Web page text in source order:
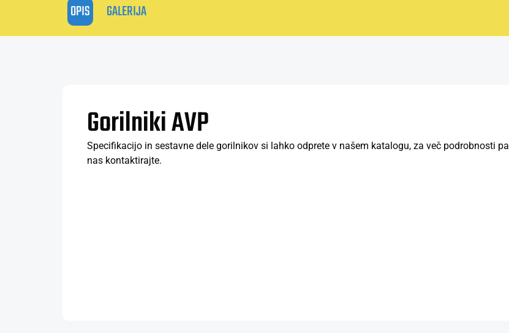
OPIS GALERIJA
Gorilniki AVP
Specifikacijo in sestavne dele gorilnikov si lahko odprete v našem katalogu, za več podrobnosti pa
nas kontaktirajte.